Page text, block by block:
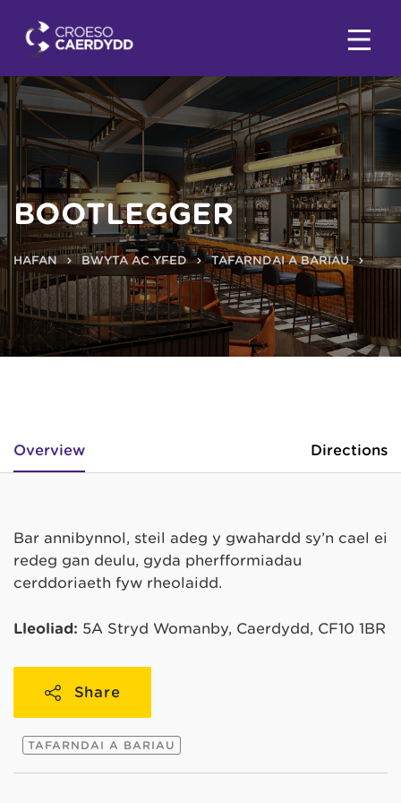
BOOTLEGGER
HAFAN BWYTA AC YFED TAFARNDAI A BARIAU
Overview Directions
Bar annibynnol, steil adeg y gwahardd sy’n cael ei
redeg gan deulu, gyda pherfformiadau
cerddoriaeth fyw rheolaidd.
Lleoliad: 5A Stryd Womanby, Caerdydd, CF10 1BR
Share
TAFARNDAI A BARIAU